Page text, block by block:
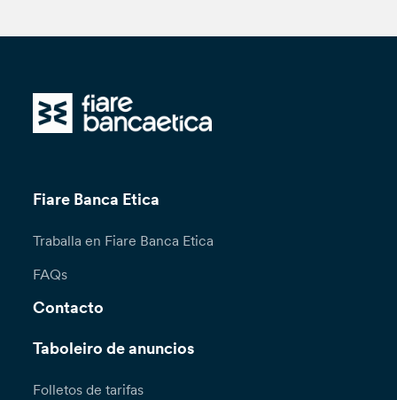
Fiare Banca Etica
Traballa en Fiare Banca Etica
FAQs
Contacto
Taboleiro de anuncios
Folletos de tarifas